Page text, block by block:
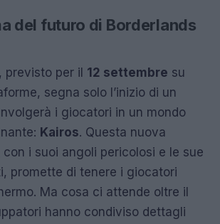
del futuro di Borderlands
, previsto per il 12 settembre su
segna solo l’inizio di un
i giocatori in un mondo
Kairos. Questa nuova
i suoi angoli pericolosi e le sue
promette di tenere i giocatori
Ma cosa ci attende oltre il
hanno condiviso dettagli